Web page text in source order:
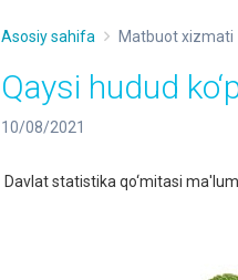
Asosiy sahifa Matbuot xizmati
Qaysi hudud
10/08/2021
Davlat statistika qo‘mitasi